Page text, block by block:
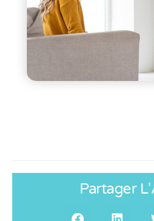
Partager